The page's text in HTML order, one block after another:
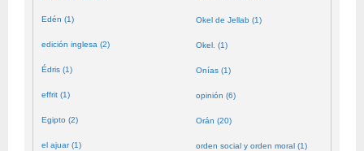
Edén (1)
edición inglesa (2)
Édris (1)
effrit (1)
Egipto (2)
el ajuar (1)
Okel de Jellab (1)
Okel. (1)
Onías (1)
opinión (6)
Orán (20)
orden social y orden moral (1)